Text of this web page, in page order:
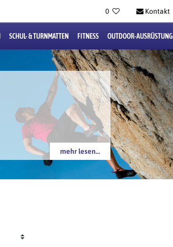
0 Kontakt
SCHUL- & TURNMATTEN FITNESS OUTDOOR-AUSRÜSTUNG
mehr lesen...